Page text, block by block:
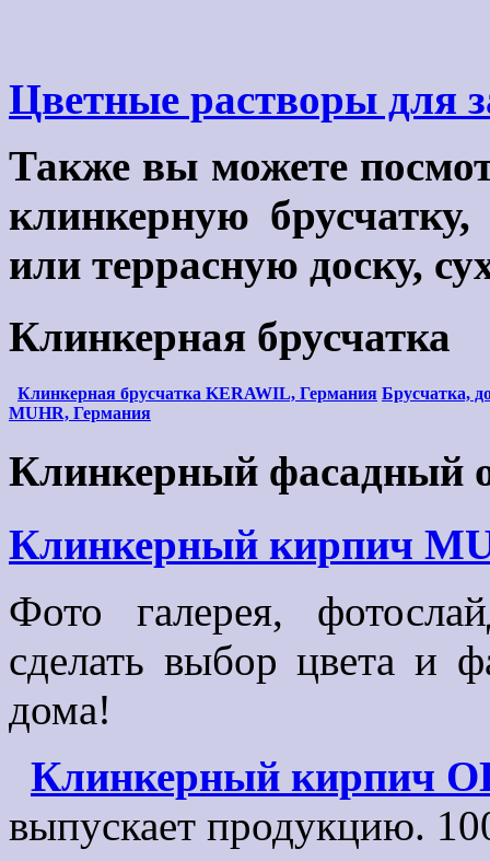
Цветные растворы для
Также вы можете
клинкерную
или террасную доску,
Клинкерная брусчатка
Клинкерная брусчатка KERAWIL, Германия Брусчатка,
MUHR, Германия
Клинкерный фасадный
Клинкерный кирпич
Фото галерея,
сделать выбор цвета и
дома!
Клинкерный кирпич
выпускает продукцию.